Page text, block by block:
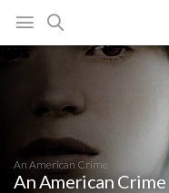
An American Crime
An American Crime